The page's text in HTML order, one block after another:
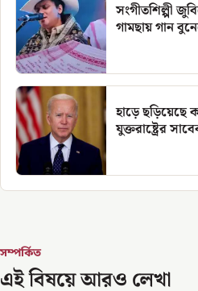
সংগীতশিল্পী
গামছায় গান
হাড়ে ছড়িয়েছে
যুক্তরাষ্ট্রের
সম্পর্কিত
এই বিষয়ে আরও লেখা